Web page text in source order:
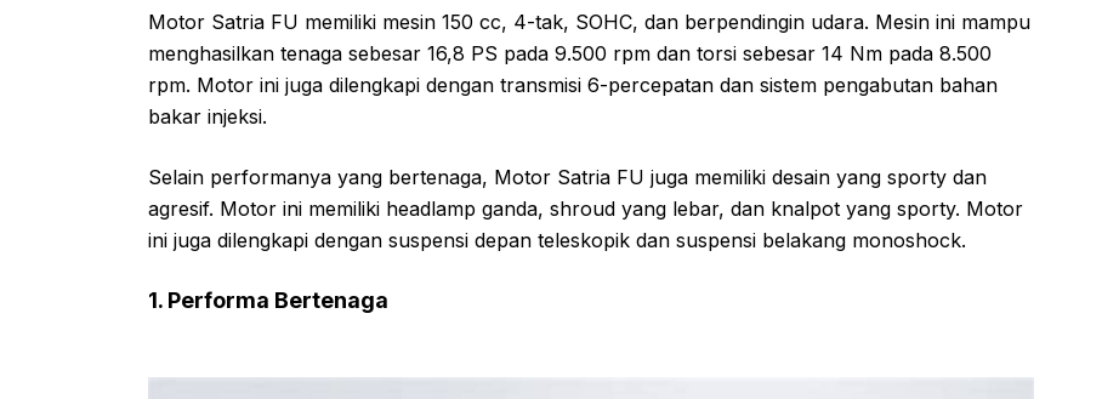
Motor Satria FU memiliki mesin 150 cc, 4-tak, SOHC, dan berpendingin udara. Mesin ini mampu
menghasilkan tenaga sebesar 16,8 PS pada 9.500 rpm dan torsi sebesar 14 Nm pada 8.500
rpm. Motor ini juga dilengkapi dengan transmisi 6-percepatan dan sistem pengabutan bahan
bakar injeksi.
Selain performanya yang bertenaga, Motor Satria FU juga memiliki desain yang sporty dan
agresif. Motor ini memiliki headlamp ganda, shroud yang lebar, dan knalpot yang sporty. Motor
ini juga dilengkapi dengan suspensi depan teleskopik dan suspensi belakang monoshock.
1. Performa Bertenaga